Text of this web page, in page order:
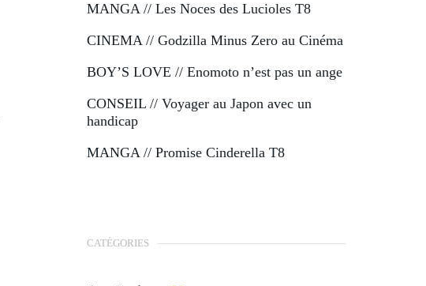
MANGA // Les Noces des Lucioles T8
CINEMA // Godzilla Minus Zero au Cinéma
BOY’S LOVE // Enomoto n’est pas un ange
CONSEIL // Voyager au Japon avec un
handicap
MANGA // Promise Cinderella T8
CATÉGORIES